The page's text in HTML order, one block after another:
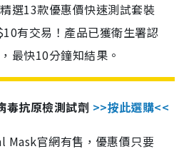
選13款優惠價快速測試套裝
有交易！產品已獲衛生署認
最快10分鐘知結果。
毒抗原檢測試劑 >>按此選購<<
Mask官網有售，優惠價只要